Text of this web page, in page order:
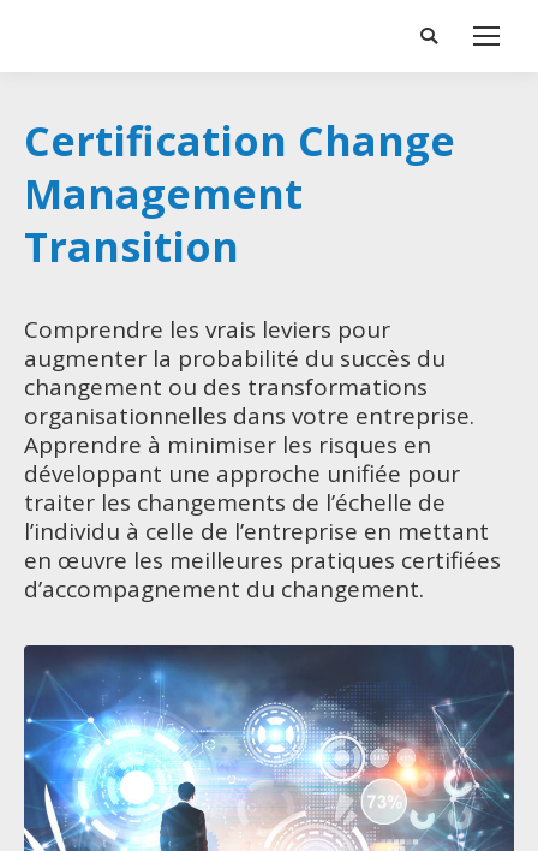
Search:
Certification Change
Management
Transition
Comprendre les vrais leviers pour
augmenter la probabilité du succès du
changement ou des transformations
organisationnelles dans votre entreprise.
Apprendre à minimiser les risques en
développant une approche unifiée pour
traiter les changements de l’échelle de
l’individu à celle de l’entreprise en mettant
en œuvre les meilleures pratiques certifiées
d’accompagnement du changement.